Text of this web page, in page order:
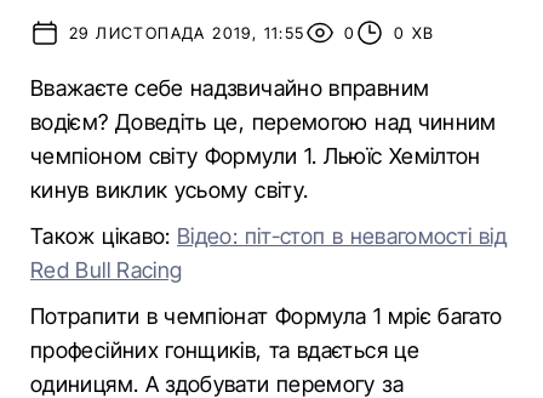
29 ЛИСТОПАДА 2019, 11:55 0 0 ХВ
Вважаєте себе надзвичайно вправним
водієм? Доведіть це, перемогою над чинним
чемпіоном світу Формули 1. Льюїс Хемілтон
кинув виклик усьому світу.
Також цікаво: Відео: піт-стоп в невагомості від
Red Bull Racing
Потрапити в чемпіонат Формула 1 мріє багато
професійних гонщиків, та вдається це
одиницям. А здобувати перемогу за